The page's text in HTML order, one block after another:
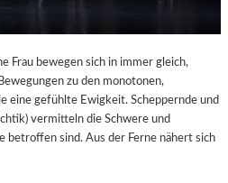
Frau bewegen sich in immer gleich,
zu den monotonen,
eine gefühlte Ewigkeit. Scheppernde und
vermitteln die Schwere und
betroffen sind. Aus der Ferne nähert sich